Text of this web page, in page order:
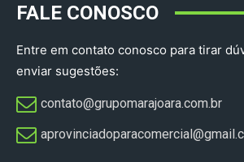
FALE CONOSCO
Entre em contato conosco para tirar
enviar sugestões:
contato@grupomarajoara.com.br